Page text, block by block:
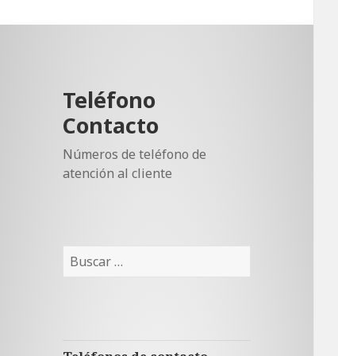
Teléfono
Contacto
Números de teléfono de
atención al cliente
Buscar: